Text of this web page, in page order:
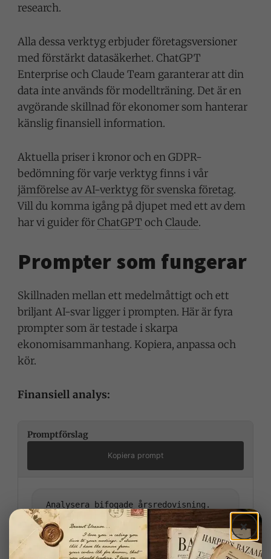
research.
Alla dessa verktyg erbjuder företagsversioner
med förstärkt datasäkerhet. ChatGPT
Enterprise och Claude Team garanterar att din
data inte används för modellträning. Det är en
avgörande skillnad för ekonomer som hanterar
känslig finansiell information.
Aktuella priser i kronor och en GDPR-
bedömning för varje verktyg finns i vår
jämförelse av AI-verktyg för svenska företag.
Vill du komma igång på djupet med ett av dem
har vi guider förChatGPT ochClaude.
Prompter som fungerar
Skillnaden mellan ett medelmåttigt och ett
briljant AI-svar ligger i prompten. Här är fyra
prompter som är testade i skarpa
ekonomisammanhang. Kopiera, anpassa och
kör.
Finansiell analys:
Promptförslag
Kopiera prompt
Analysera bifogade årsredovisning.
Identifiera:
1. De tre viktigaste nyckeltalen och
deras trend (3 år)
2. Kassaflödets utveckling och
×